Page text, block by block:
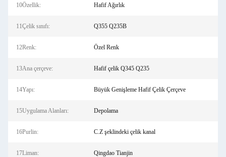
10Özellik: Hafif Ağırlık
11Çelik sınıfı: Q355 Q235B
12Renk: Özel Renk
13Ana çerçeve: Hafif çelik Q345 Q235
14Yapı: Büyük Genişleme Hafif Çelik Çerçeve
15Uygulama Alanları: Depolama
16Purlin: C.Z şeklindeki çelik kanal
17Liman: Qingdao Tianjin